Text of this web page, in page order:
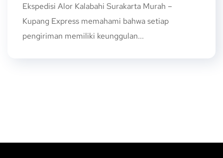
Ekspedisi Alor Kalabahi Surakarta Murah –
Kupang Express memahami bahwa setiap
pengiriman memiliki keunggulan...